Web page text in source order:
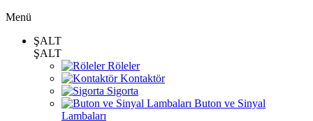
Menü
ŞALT
ŞALT
Röleler
Kontaktör
Sigorta
Buton ve Sinyal
Lambaları